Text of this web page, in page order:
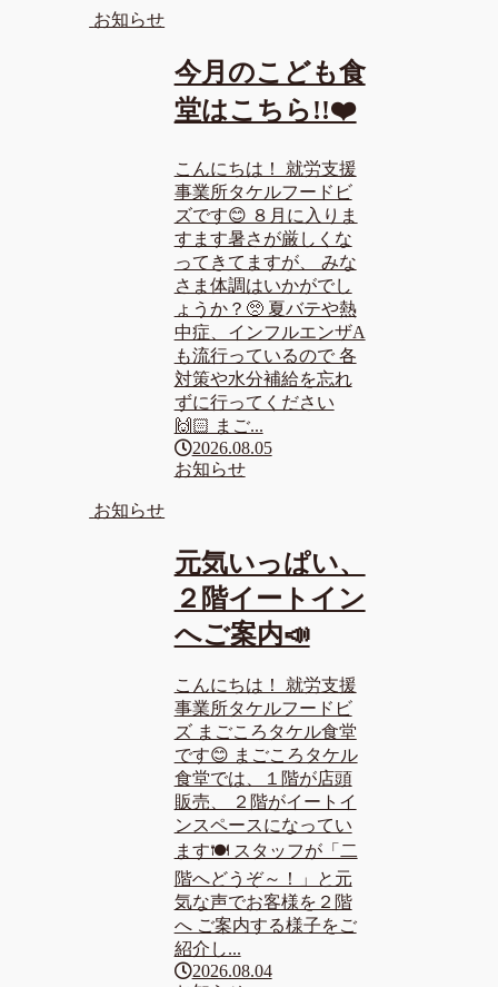
お知らせ
今月のこども食
堂はこちら!!❤️
こんにちは！ 就労支援
事業所タケルフードビ
ズです😊 ８月に入りま
すます暑さが厳しくな
ってきてますが、 みな
さま体調はいかがでし
ょうか？🥺 夏バテや熱
中症、インフルエンザA
も流行っているので 各
対策や水分補給を忘れ
ずに行ってください
🙌🏻 まご...
2026.08.05
お知らせ
お知らせ
元気いっぱい、
２階イートイン
へご案内📣
こんにちは！ 就労支援
事業所タケルフードビ
ズ まごころタケル食堂
です😊 まごころタケル
食堂では、１階が店頭
販売、 ２階がイートイ
ンスペースになってい
ます🍽️ スタッフが「二
階へどうぞ～！」と元
気な声でお客様を２階
へ ご案内する様子をご
紹介し...
2026.08.04